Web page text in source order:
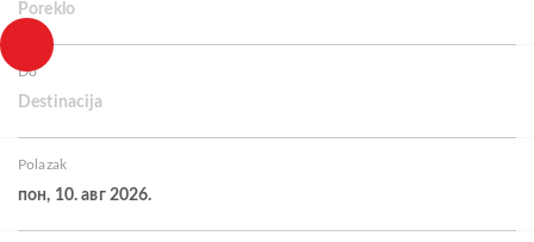
Poreklo
Do
Destinacija
Polazak
пон, 10. авг 2026.